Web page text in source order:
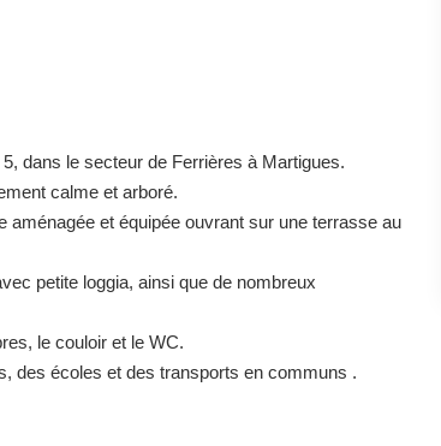
dans le secteur de Ferrières à Martigues.
calme et arboré.
et équipée ouvrant sur une terrasse au
petite loggia, ainsi que de nombreux
le couloir et le WC.
des écoles et des transports en communs .